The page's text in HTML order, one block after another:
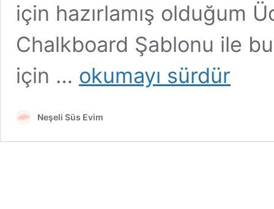
için hazırlamış olduğum
Chalkboard Şablonu ile
için …
Ücretsiz
LOL
Şablonu
okumayı sürdür
Neşeli Süs Evim